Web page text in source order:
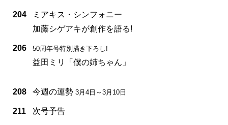
204
ミアキス・シンフォニー
加藤シゲアキが創作を語る!
206 50周年号特別描き下ろし!
益田ミリ「僕の姉ちゃん」
208 今週の運勢 3月4日～3月10日
211 次号予告